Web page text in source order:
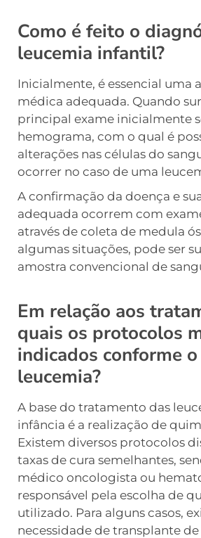
Como é feito o
leucemia infantil?
Inicialmente, é essencial uma
médica adequada. Quando
principal exame inicialmente
hemograma, com o qual é
alterações nas células do
ocorrer no caso de uma
A confirmação da doença e
adequada ocorrem com
através de coleta de medula
algumas situações, pode ser
amostra convencional de
Em relação aos
quais os protocolos
indicados conforme
leucemia?
A base do tratamento das
infância é a realização de
Existem diversos protocolos
taxas de cura semelhantes,
médico oncologista ou
responsável pela escolha de
utilizado. Para alguns casos,
necessidade de transplante